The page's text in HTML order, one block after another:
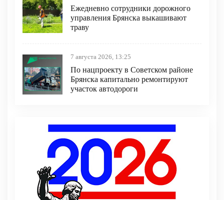
Ежедневно сотрудники дорожного
управления Брянска выкашивают
траву
7 августа 2026, 13:25
По нацпроекту в Советском районе
Брянска капитально ремонтируют
участок автодороги